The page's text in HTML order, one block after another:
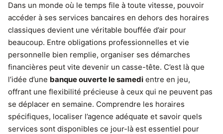
Dans un monde où le temps file à toute vitesse, pouvoir
accéder à ses services bancaires en dehors des horaires
classiques devient une véritable bouffée d’air pour
beaucoup. Entre obligations professionnelles et vie
personnelle bien remplie, organiser ses démarches
financières peut vite devenir un casse-tête. C’est là que
l’idée d’une banque ouverte le samedi entre en jeu,
offrant une flexibilité précieuse à ceux qui ne peuvent pas
se déplacer en semaine. Comprendre les horaires
spécifiques, localiser l’agence adéquate et savoir quels
services sont disponibles ce jour-là est essentiel pour